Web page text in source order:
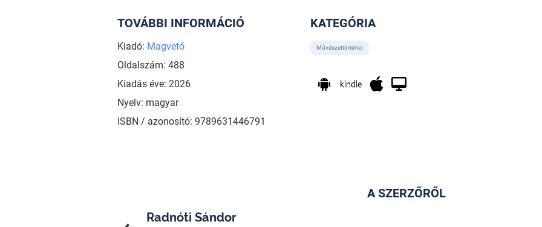
TOVÁBBI INFORMÁCIÓ
Kiadó: Magvető
Oldalszám: 488
Kiadás éve: 2026
Nyelv: magyar
ISBN / azonosító: 9789631446791
KATEGÓRIA
Művészettörténet
A SZERZŐRŐL
Radnóti Sándor